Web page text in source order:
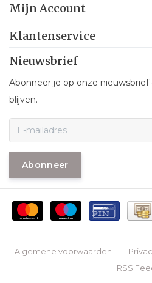
Mijn Account
Klantenservice
Nieuwsbrief
Abonneer je op onze
blijven.
Abonneer
Algemene voorwaarden |
RSS